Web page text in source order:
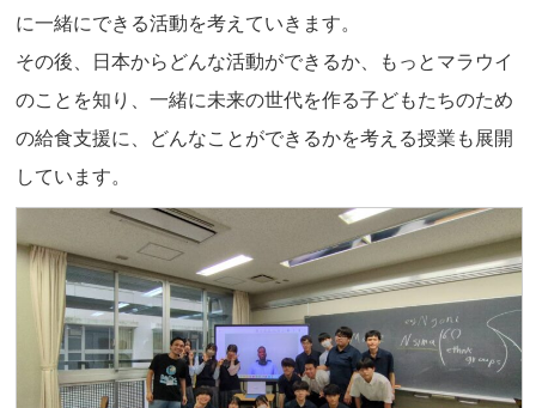
に一緒にできる活動を考えていきます。
その後、日本からどんな活動ができるか、もっとマラウイ
のことを知り、一緒に未来の世代を作る子どもたちのため
の給食支援に、どんなことができるかを考える授業も展開
しています。